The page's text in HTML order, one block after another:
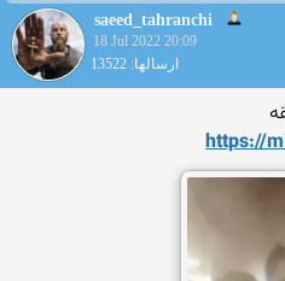
saeed_tahranchi
18 Jul 2022 20:09
ارسالها: 13522
https://